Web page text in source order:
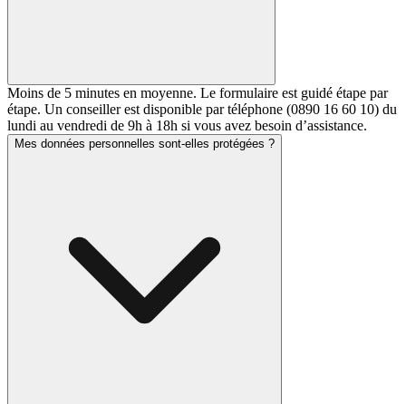
Moins de 5 minutes en moyenne. Le formulaire est guidé étape par
étape. Un conseiller est disponible par téléphone (0890 16 60 10) du
lundi au vendredi de 9h à 18h si vous avez besoin d’assistance.
Mes données personnelles sont-elles protégées ?